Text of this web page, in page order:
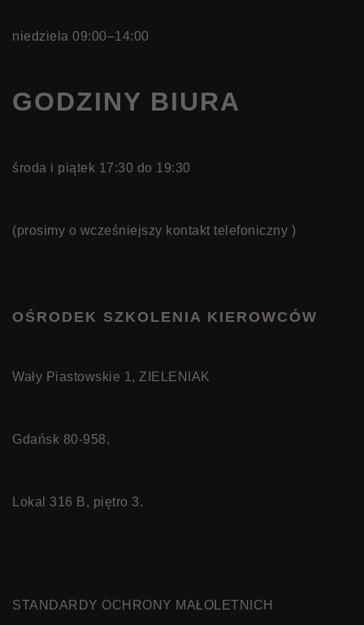
niedziela 09:00–14:00
GODZINY BIURA
środa i piątek 17:30 do 19:30
(prosimy o wcześniejszy kontakt telefoniczny )
OŚRODEK SZKOLENIA KIEROWCÓW
Wały Piastowskie 1, ZIELENIAK
Gdańsk 80-958,
Lokal 316 B, piętro 3.
STANDARDY OCHRONY MAŁOLETNICH